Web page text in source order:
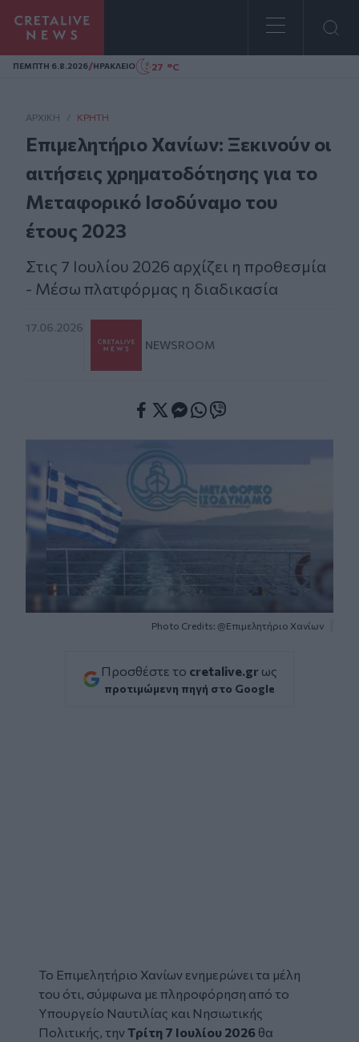
Homepage
ΠΕΜΠΤΗ 6.8.2026/ΗΡΑΚΛΕΙΟ 27 °C
ΑΡΧΙΚΗ / ΚΡΉΤΗ
Επιμελητήριο Χανίων: Ξεκινούν οι
αιτήσεις χρηματοδότησης για το
Μεταφορικό Ισοδύναμο του
έτους 2023
Στις 7 Ιουλίου 2026 αρχίζει η προθεσμία
- Μέσω πλατφόρμας η διαδικασία
17.06.2026
NEWSROOM
Photo Credits: @Επιμελητήριο Χανίων
Προσθέστε το cretalive.gr ως
προτιμώμενη πηγή στο Google
Το Επιμελητήριο Χανίων ενημερώνει τα μέλη
του ότι, σύμφωνα με πληροφόρηση από το
Υπουργείο Ναυτιλίας και Νησιωτικής
Πολιτικής, την Τρίτη 7 Ιουλίου 2026 θα